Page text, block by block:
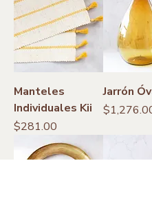
Manteles
Individuales Kii
Precio
$281.00
Jarrón
Precio